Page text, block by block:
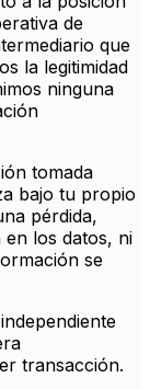
de
que
la legitimidad
ninguna
tomada
bajo tu propio
pérdida,
los datos, ni
se
transacción.